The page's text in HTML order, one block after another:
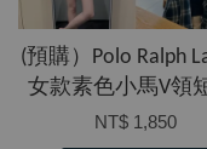
(預購）Polo Ralph
女款素色小馬V領
NT$ 1,850